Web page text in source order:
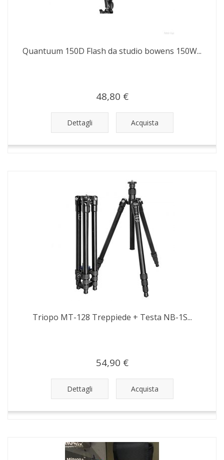
Quantuum 150D Flash da studio bowens 150W...
48,80 €
Dettagli Acquista
Triopo MT-128 Treppiede + Testa NB-1S...
54,90 €
Dettagli Acquista